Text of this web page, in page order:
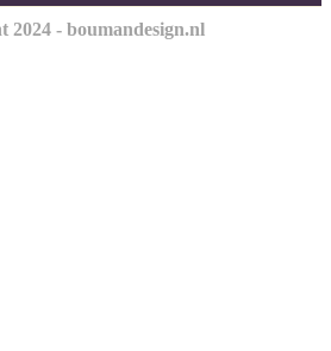
2024 - boumandesign.nl